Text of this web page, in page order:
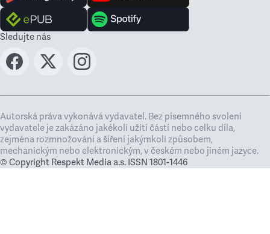
Sledujte nás
Autorská práva vykonává vydavatel. Bez písemného svolení
vydavatele je zakázáno jakékoli užití částí nebo celku díla,
zejména rozmnožování a šíření jakýmkoli způsobem,
mechanickým nebo elektronickým, v českém nebo jiném jazyce.
© Copyright Respekt Media a.s. ISSN 1801-1446